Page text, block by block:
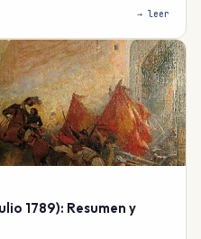
→ leer
1789): Resumen y